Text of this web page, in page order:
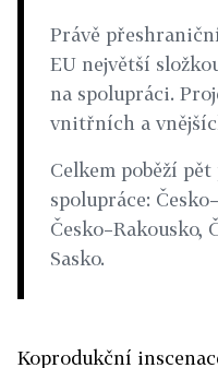
Právě
EU největší
na spolupráci.
vnitřních a
Celkem poběží
spolupráce:
Česko–Rakousko,
Sasko.
Koprodukční